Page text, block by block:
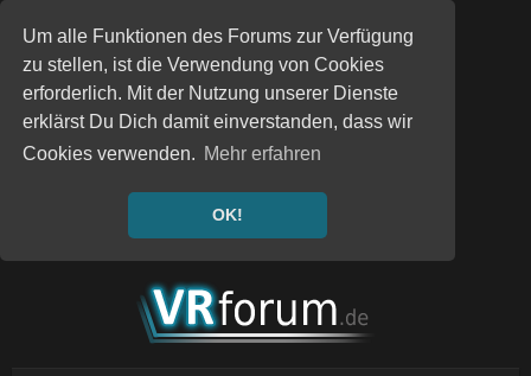
Um alle Funktionen des Forums zur Verfügung
zu stellen, ist die Verwendung von Cookies
erforderlich. Mit der Nutzung unserer Dienste
erklärst Du Dich damit einverstanden, dass wir
Cookies verwenden. Mehr erfahren
OK!